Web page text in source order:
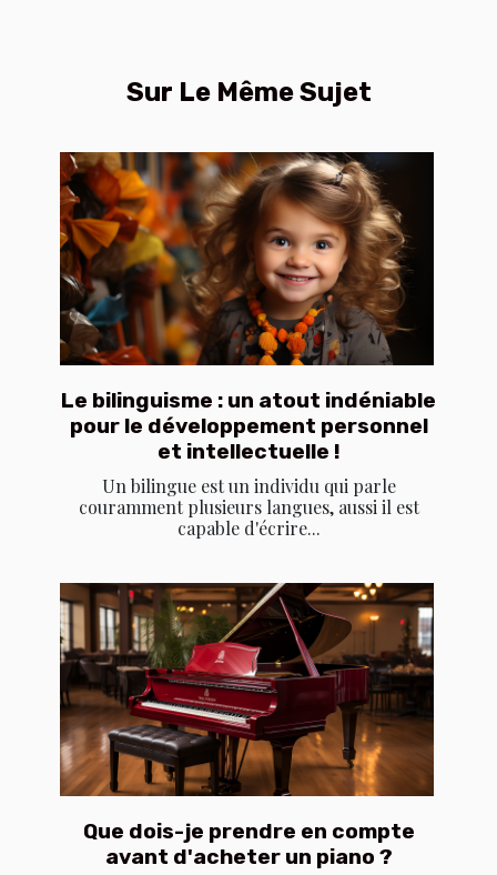
Sur Le Même Sujet
Le bilinguisme : un atout indéniable
pour le développement personnel
et intellectuelle !
Un bilingue est un individu qui parle
couramment plusieurs langues, aussi il est
capable d'écrire...
Que dois-je prendre en compte
avant d'acheter un piano ?